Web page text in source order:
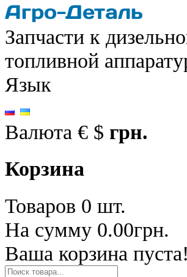
Запчасти к
топливной
Язык
Валюта € $ грн.
Корзина
Товаров 0 шт.
На сумму 0.00грн.
Ваша корзина пуста!